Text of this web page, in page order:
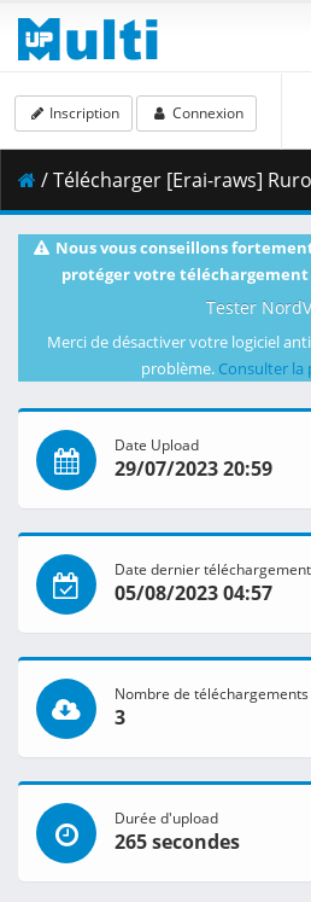
Inscription Connexion
/ Télécharger [Erai-raws] Rurouni Kenshin - Meiji Kenkaku Romantan (2023) - 04 [1080p][HEVC][Multiple
Nous vous conseillons
protéger votre
Tester
Merci de désactiver votre logiciel
problème. Consulter la
Date Upload
29/07/2023 20:59
Date dernier téléchargement
05/08/2023 04:57
Nombre de téléchargements
3
Durée d'upload
265 secondes